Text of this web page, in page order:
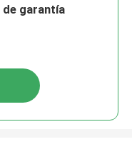
de garantía